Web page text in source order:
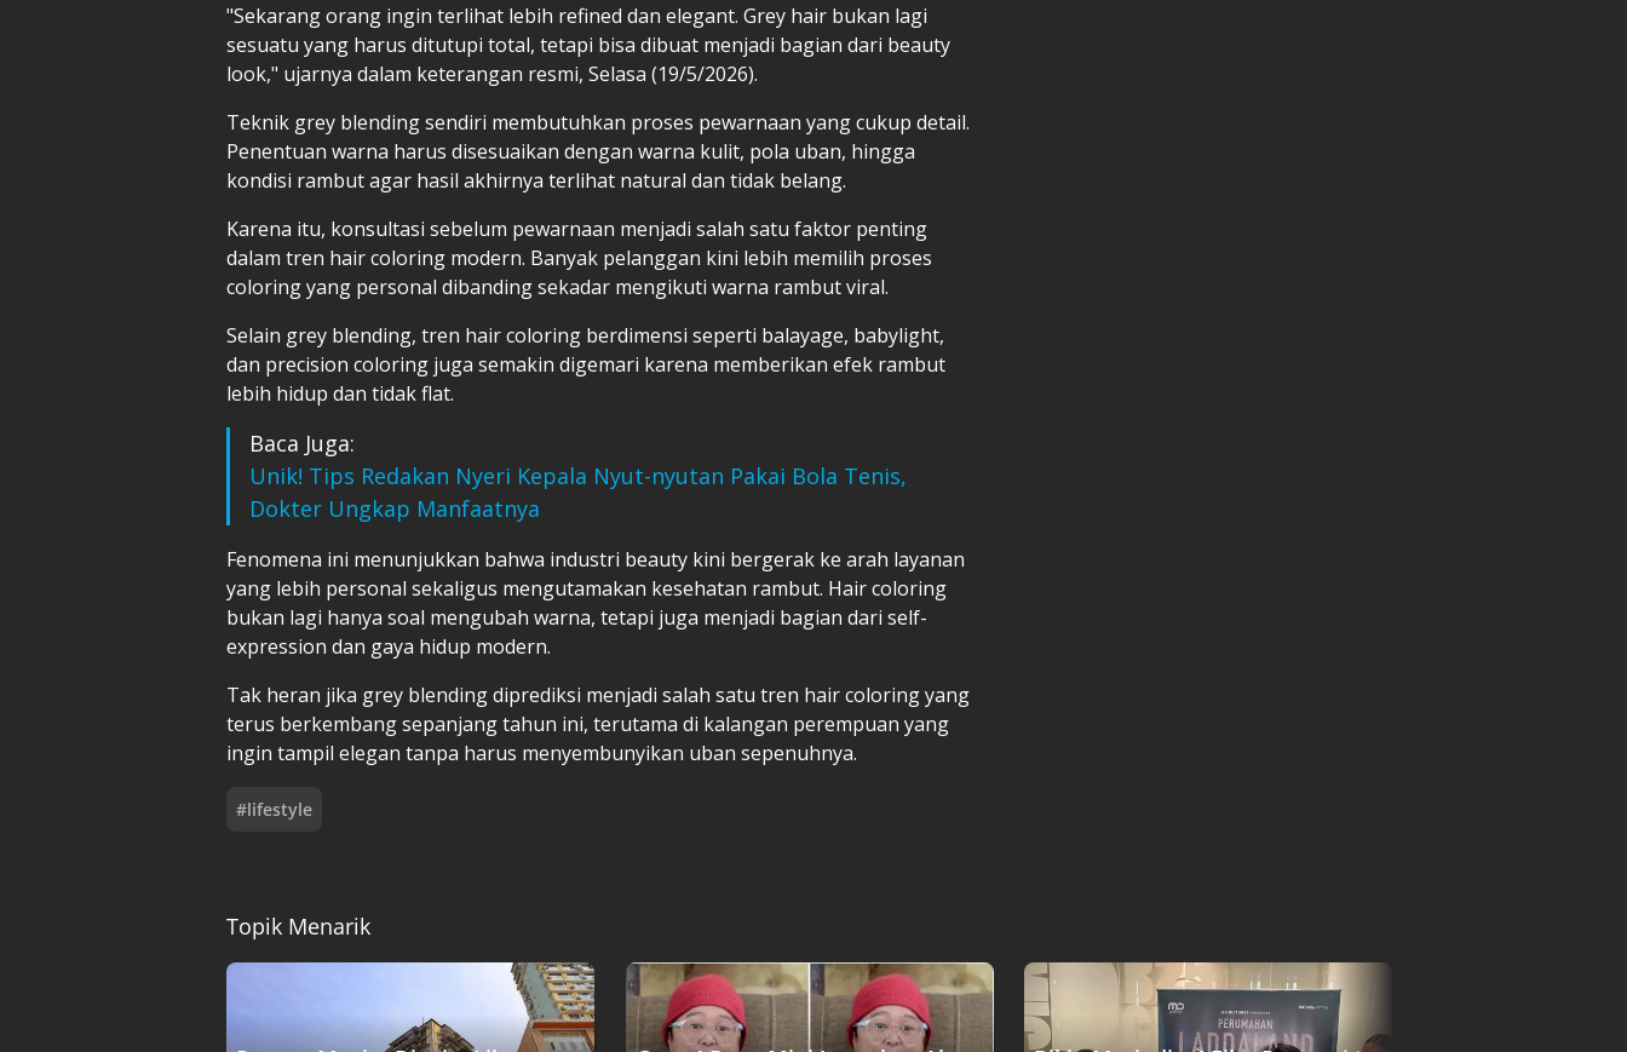
"Sekarang orang ingin terlihat lebih refined dan elegant. Grey hair bukan lagi
sesuatu yang harus ditutupi total, tetapi bisa dibuat menjadi bagian dari beauty
look," ujarnya dalam keterangan resmi, Selasa (19/5/2026).
Teknik grey blending sendiri membutuhkan proses pewarnaan yang cukup detail.
Penentuan warna harus disesuaikan dengan warna kulit, pola uban, hingga
kondisi rambut agar hasil akhirnya terlihat natural dan tidak belang.
Karena itu, konsultasi sebelum pewarnaan menjadi salah satu faktor penting
dalam tren hair coloring modern. Banyak pelanggan kini lebih memilih proses
coloring yang personal dibanding sekadar mengikuti warna rambut viral.
Selain grey blending, tren hair coloring berdimensi seperti balayage, babylight,
dan precision coloring juga semakin digemari karena memberikan efek rambut
lebih hidup dan tidak flat.
Baca Juga:
Unik! Tips Redakan Nyeri Kepala Nyut-nyutan Pakai Bola Tenis,
Dokter Ungkap Manfaatnya
Fenomena ini menunjukkan bahwa industri beauty kini bergerak ke arah layanan
yang lebih personal sekaligus mengutamakan kesehatan rambut. Hair coloring
bukan lagi hanya soal mengubah warna, tetapi juga menjadi bagian dari self-
expression dan gaya hidup modern.
Tak heran jika grey blending diprediksi menjadi salah satu tren hair coloring yang
terus berkembang sepanjang tahun ini, terutama di kalangan perempuan yang
ingin tampil elegan tanpa harus menyembunyikan uban sepenuhnya.
#lifestyle
Topik Menarik